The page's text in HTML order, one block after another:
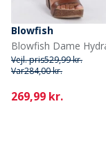
Blowfish
Vejl. pris529,99 kr.
Var284,00 kr.
Current
269,99 kr.